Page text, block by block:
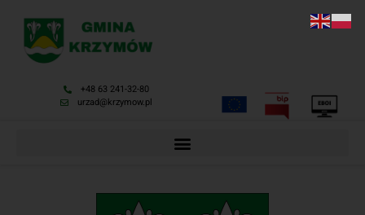
+48 63 241-32-80
urzad@krzymow.pl